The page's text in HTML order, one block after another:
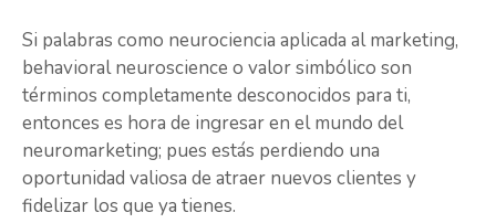
Si palabras como neurociencia aplicada al marketing,
behavioral neuroscience o valor simbólico son
términos completamente desconocidos para ti,
entonces es hora de ingresar en el mundo del
neuromarketing; pues estás perdiendo una
oportunidad valiosa de atraer nuevos clientes y
fidelizar los que ya tienes.